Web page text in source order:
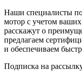
Наши специалисты
мотор с учетом ваших
расскажут о
предлагаем
и обеспечиваем
Подписка на